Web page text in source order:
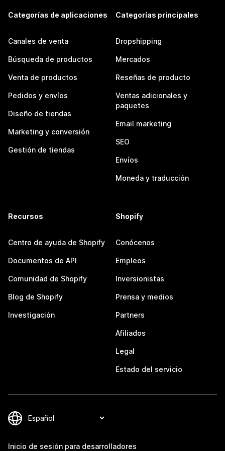
Categorías de aplicaciones
Canales de venta
Búsqueda de productos
Venta de productos
Pedidos y envíos
Diseño de tiendas
Marketing y conversión
Gestión de tiendas
Categorías principales
Dropshipping
Mercados
Reseñas de producto
Ventas adicionales y
paquetes
Email marketing
SEO
Envíos
Moneda y traducción
Recursos
Centro de ayuda de Shopify
Documentos de API
Comunidad de Shopify
Blog de Shopify
Investigación
Shopify
Conócenos
Empleos
Inversionistas
Prensa y medios
Partners
Afiliados
Legal
Estado del servicio
Inicio de sesión para desarrolladores